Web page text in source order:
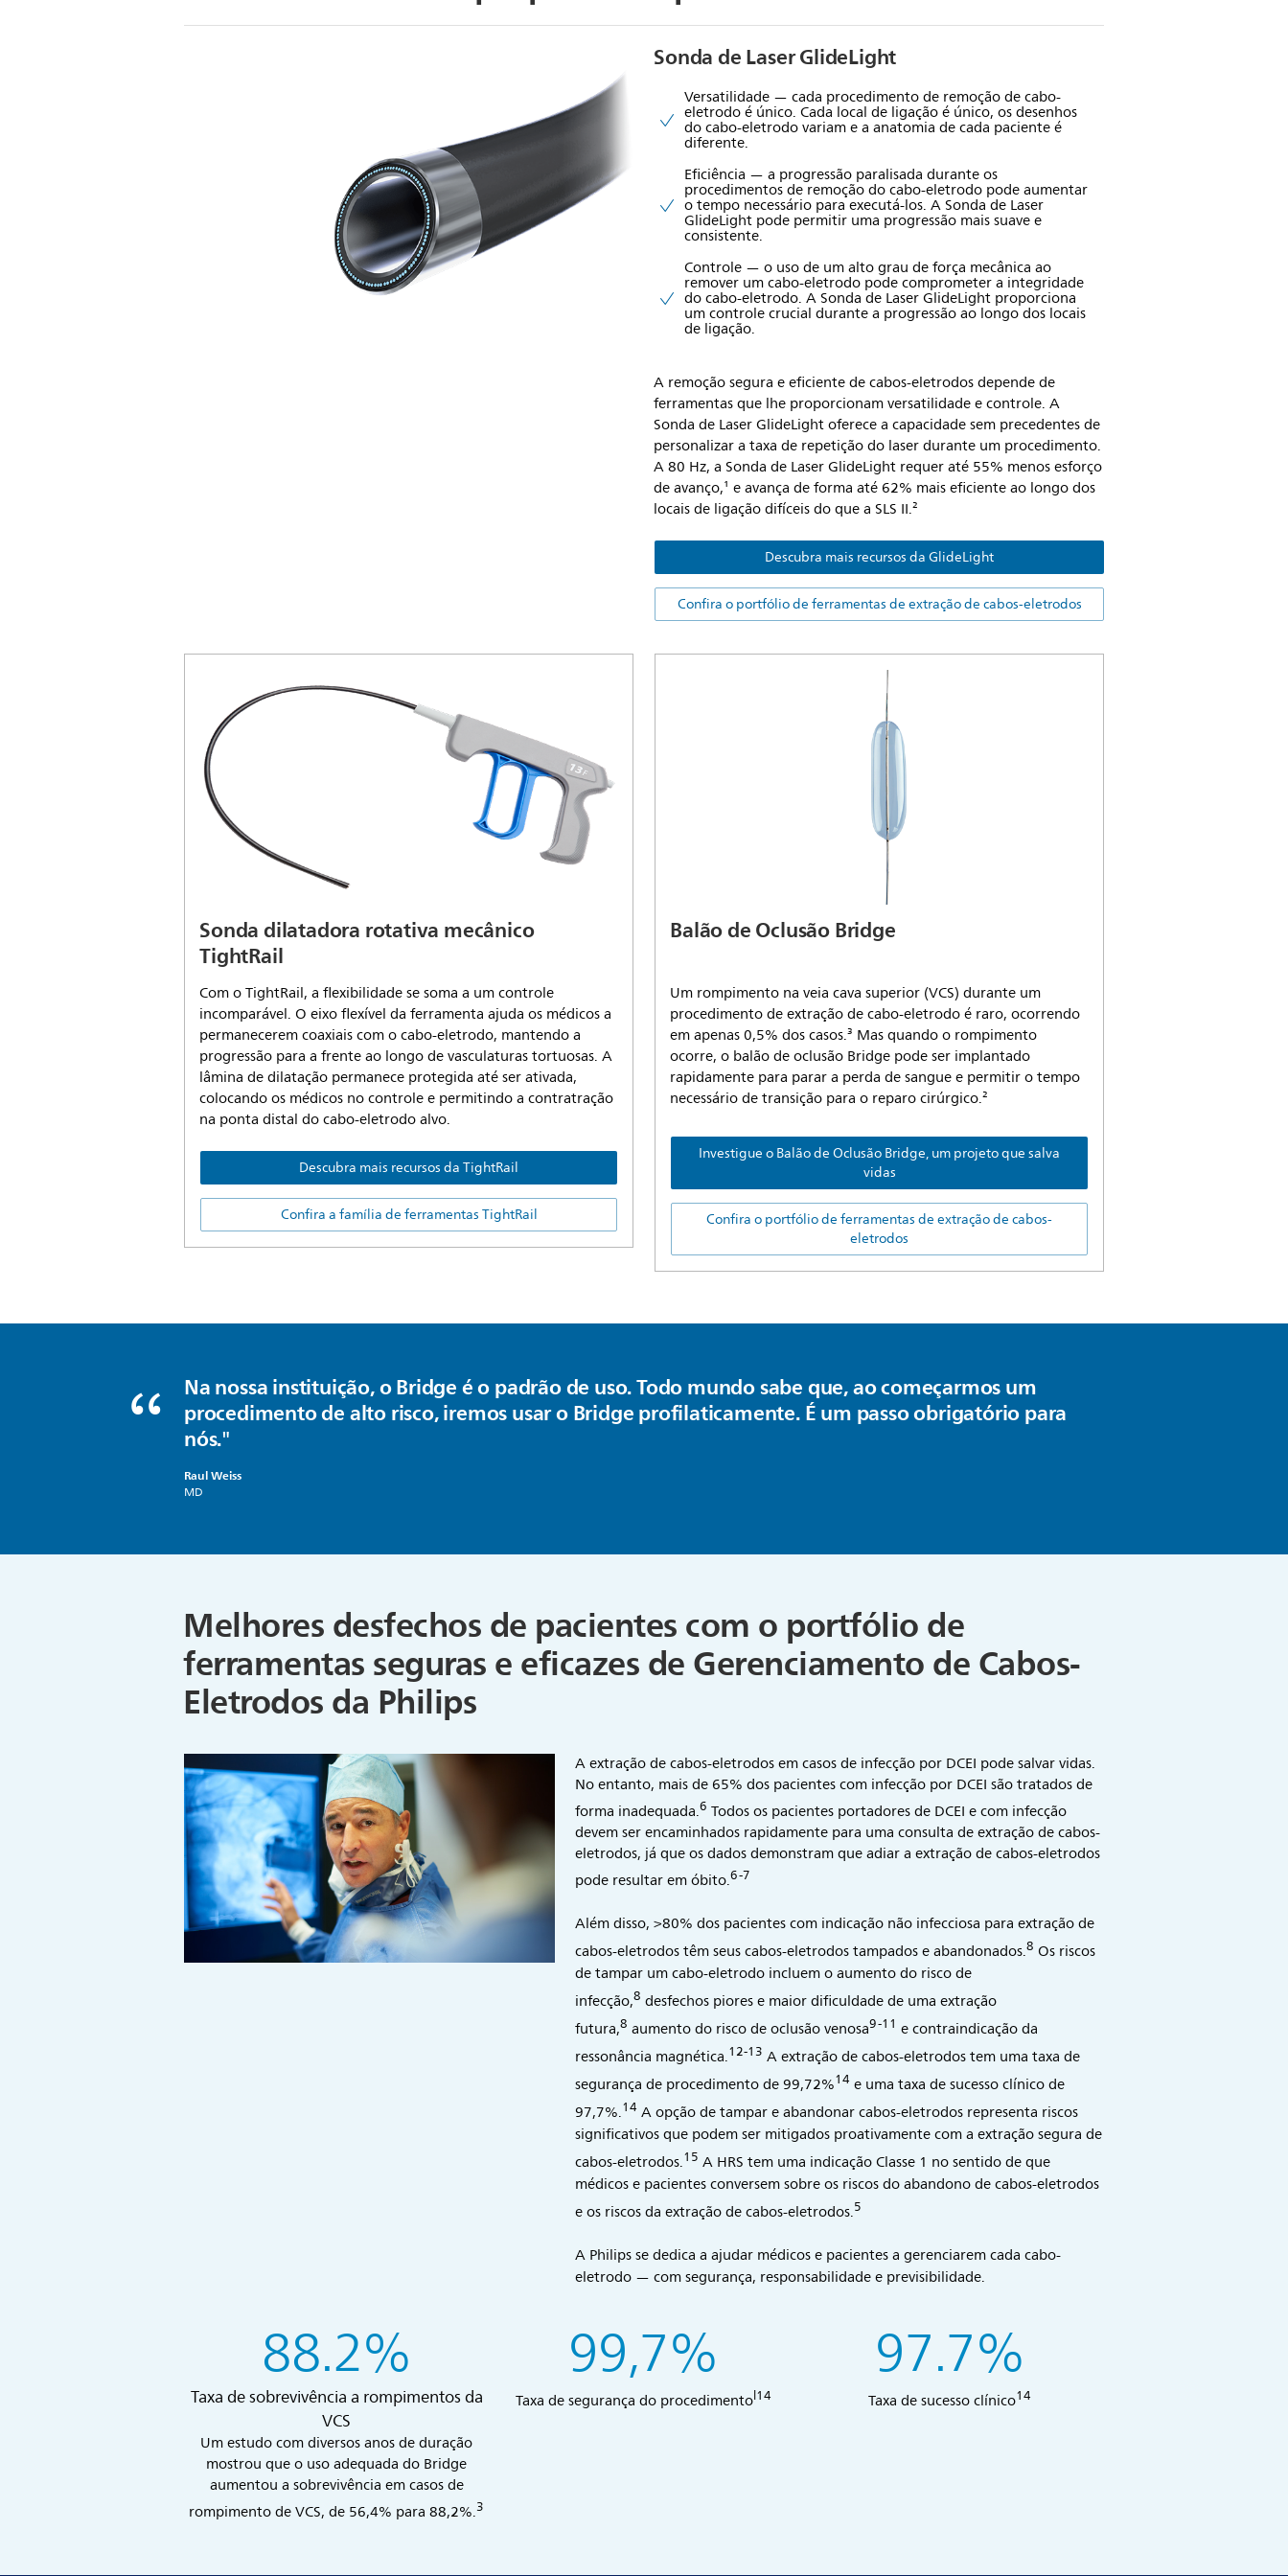
Sonda de Laser GlideLight
Versatilidade — cada procedimento de remoção de cabo-
eletrodo é único. Cada local de ligação é único, os desenhos
do cabo-eletrodo variam e a anatomia de cada paciente é
diferente.
Eficiência — a progressão paralisada durante os
procedimentos de remoção do cabo-eletrodo pode aumentar
o tempo necessário para executá-los. A Sonda de Laser
GlideLight pode permitir uma progressão mais suave e
consistente.
Controle — o uso de um alto grau de força mecânica ao
remover um cabo-eletrodo pode comprometer a integridade
do cabo-eletrodo. A Sonda de Laser GlideLight proporciona
um controle crucial durante a progressão ao longo dos locais
de ligação.
A remoção segura e eficiente de cabos-eletrodos depende de
ferramentas que lhe proporcionam versatilidade e controle. A
Sonda de Laser GlideLight oferece a capacidade sem precedentes de
personalizar a taxa de repetição do laser durante um procedimento.
A 80 Hz, a Sonda de Laser GlideLight requer até 55% menos esforço
de avanço,¹ e avança de forma até 62% mais eficiente ao longo dos
locais de ligação difíceis do que a SLS II.²
Descubra mais recursos da GlideLight
Confira o portfólio de ferramentas de extração de cabos-eletrodos
Sonda dilatadora rotativa mecânico
TightRail
Com o TightRail, a flexibilidade se soma a um controle
incomparável. O eixo flexível da ferramenta ajuda os médicos a
permanecerem coaxiais com o cabo-eletrodo, mantendo a
progressão para a frente ao longo de vasculaturas tortuosas. A
lâmina de dilatação permanece protegida até ser ativada,
colocando os médicos no controle e permitindo a contratração
na ponta distal do cabo-eletrodo alvo.
Descubra mais recursos da TightRail
Confira a família de ferramentas TightRail
Balão de Oclusão Bridge
Um rompimento na veia cava superior (VCS) durante um
procedimento de extração de cabo-eletrodo é raro, ocorrendo
em apenas 0,5% dos casos.³ Mas quando o rompimento
ocorre, o balão de oclusão Bridge pode ser implantado
rapidamente para parar a perda de sangue e permitir o tempo
necessário de transição para o reparo cirúrgico.²
Investigue o Balão de Oclusão Bridge, um projeto que salva
vidas
Confira o portfólio de ferramentas de extração de cabos-
eletrodos
Na nossa instituição, o Bridge é o padrão de uso. Todo mundo sabe que, ao começarmos um
procedimento de alto risco, iremos usar o Bridge profilaticamente. É um passo obrigatório para
nós."
Raul Weiss
MD
Melhores desfechos de pacientes com o portfólio de
ferramentas seguras e eficazes de Gerenciamento de Cabos-
Eletrodos da Philips
A extração de cabos-eletrodos em casos de infecção por DCEI pode salvar vidas.
No entanto, mais de 65% dos pacientes com infecção por DCEI são tratados de
forma inadequada.6 Todos os pacientes portadores de DCEI e com infecção
devem ser encaminhados rapidamente para uma consulta de extração de cabos-
eletrodos, já que os dados demonstram que adiar a extração de cabos-eletrodos
pode resultar em óbito.6-7
Além disso, >80% dos pacientes com indicação não infecciosa para extração de
cabos-eletrodos têm seus cabos-eletrodos tampados e abandonados.8 Os riscos
de tampar um cabo-eletrodo incluem o aumento do risco de
infecção,8 desfechos piores e maior dificuldade de uma extração
futura,8 aumento do risco de oclusão venosa9-11 e contraindicação da
ressonância magnética.12-13 A extração de cabos-eletrodos tem uma taxa de
segurança de procedimento de 99,72%14 e uma taxa de sucesso clínico de
97,7%.14 A opção de tampar e abandonar cabos-eletrodos representa riscos
significativos que podem ser mitigados proativamente com a extração segura de
cabos-eletrodos.15 A HRS tem uma indicação Classe 1 no sentido de que
médicos e pacientes conversem sobre os riscos do abandono de cabos-eletrodos
e os riscos da extração de cabos-eletrodos.5
A Philips se dedica a ajudar médicos e pacientes a gerenciarem cada cabo-
eletrodo — com segurança, responsabilidade e previsibilidade.
88.2%
Taxa de sobrevivência a rompimentos da
VCS
Um estudo com diversos anos de duração
mostrou que o uso adequada do Bridge
aumentou a sobrevivência em casos de
rompimento de VCS, de 56,4% para 88,2%.3
99,7%
Taxa de segurança do procedimentol14
97.7%
Taxa de sucesso clínico14